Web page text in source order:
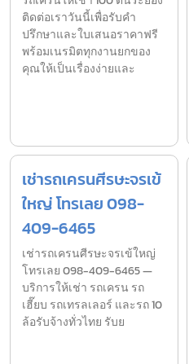
ติดต่อเราวันนี้เพื่อรับคำ
ปรึกษาและใบเสนอราคาฟรี
พร้อมเนรมิตทุกงานยกของ
คุณให้เป็นเรื่องง่ายและ
เช่ารถเครนศีรษะจรเข้
ใหญ่ โทรเลย 098-
409-6465
เช่ารถเครนศีรษะจรเข้ใหญ่
โทรเลย 098-409-6465 —
บริการให้เช่า รถเครน รถ
เฮี๊ยบ รถเทรลเลอร์ และรถ 10
ล้อรับจ้างทั่วไทย รับย